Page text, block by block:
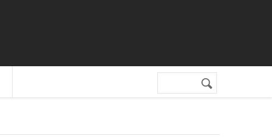
Form di
Cerca nel sito